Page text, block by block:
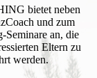
bietet neben
und zum
Seminare an, die
Eltern zu
werden.